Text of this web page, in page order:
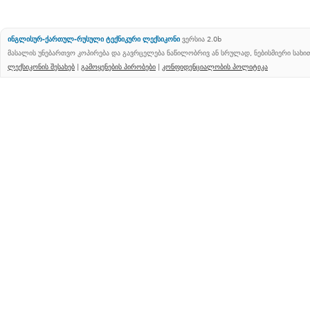
ინგლისურ-ქართულ-რუსული ტექნიკური ლექსიკონი ვერსია 2.0b
მასალის უნებართვო კოპირება და გავრცელება ნაწილობრივ ან სრულად, ნებისმიერი
ლექსიკონის შესახებ | გამოყენების პირობები | კონფიდენციალობის პოლიტიკა